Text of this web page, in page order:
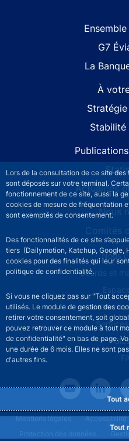
Lors de la consultation de ce site
sont déposés sur votre terminal.
fonctionnement de ce site, aussi la
cookies de mesure de fréquentation
sont exemptés de consentement.
Des fonctionnalités de ce site
tiers (Dailymotion, Katchup, Google,
cookies pour des finalités qui leur
politique de confidentialité.
Si vous ne cliquez pas sur "Tout
utilisés. Le module de gestion des
retirer votre consentement, soit
pouvez retrouver ce module à tout
de confidentialité" en bas de page.
une durée de 6 mois. Elles ne sont
d'autres fins.
Tout
Tout
G7
La
À
Stabilité
Actualités
Nous
Comités
Footer secondary menu
Nous
Sourds et
La
Footer legal notice menu
Mentions légales Accessibilité
Protection des données